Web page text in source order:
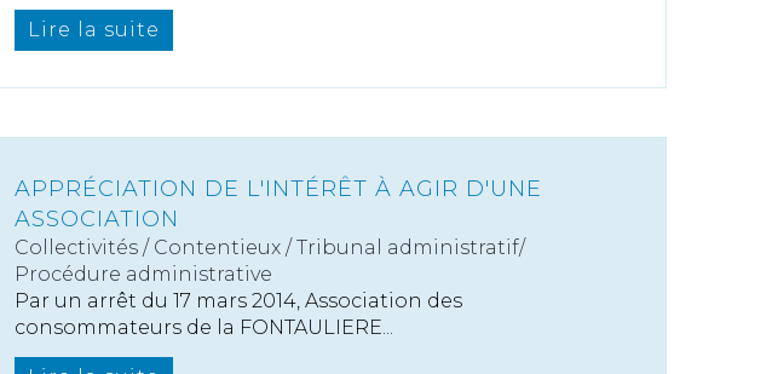
Lire la suite
APPRÉCIATION DE L'INTÉRÊT À AGIR D'UNE
ASSOCIATION
Collectivités / Contentieux /Tribunal administratif/
Procédure administrative
Par un arrêt du 17 mars 2014, Association des
consommateurs de la FONTAULIERE...